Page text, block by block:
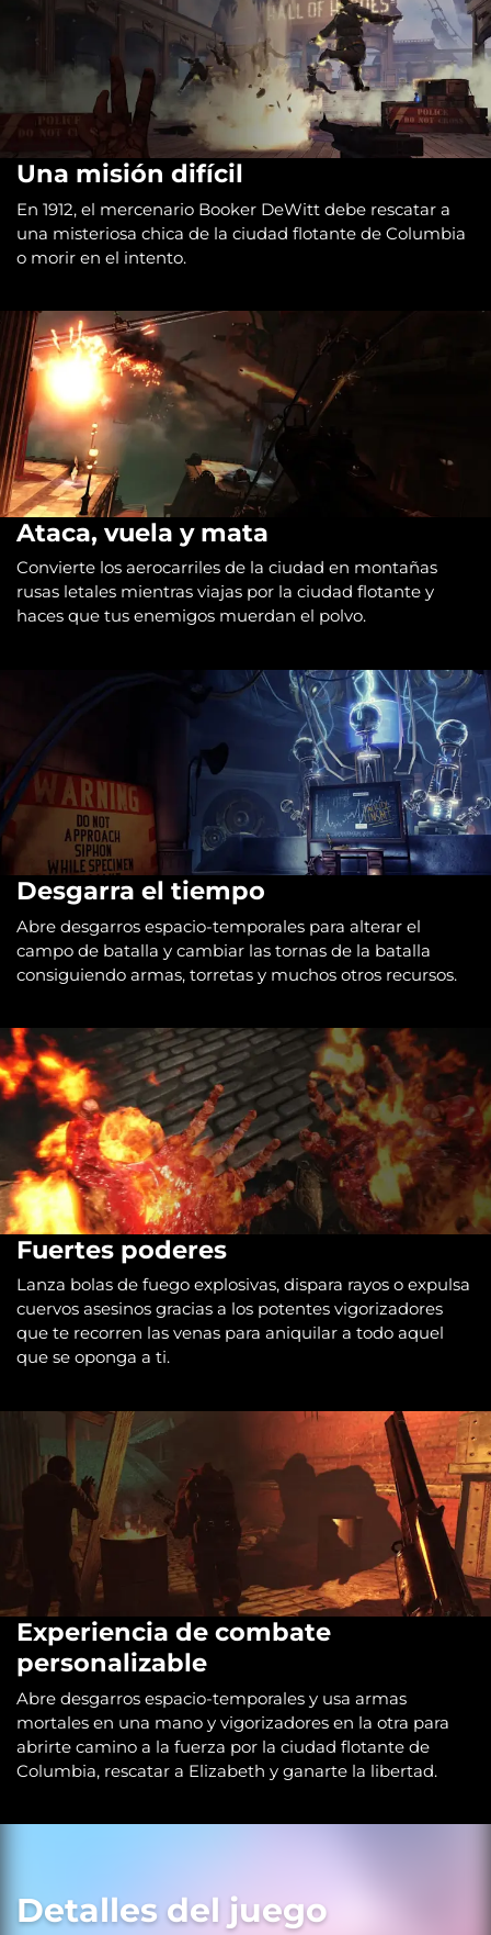
Una misión difícil
En 1912, el mercenario Booker DeWitt debe rescatar a
una misteriosa chica de la ciudad flotante de Columbia
o morir en el intento.
Ataca, vuela y mata
Convierte los aerocarriles de la ciudad en montañas
rusas letales mientras viajas por la ciudad flotante y
haces que tus enemigos muerdan el polvo.
Desgarra el tiempo
Abre desgarros espacio-temporales para alterar el
campo de batalla y cambiar las tornas de la batalla
consiguiendo armas, torretas y muchos otros recursos.
Fuertes poderes
Lanza bolas de fuego explosivas, dispara rayos o expulsa
cuervos asesinos gracias a los potentes vigorizadores
que te recorren las venas para aniquilar a todo aquel
que se oponga a ti.
Experiencia de combate
personalizable
Abre desgarros espacio-temporales y usa armas
mortales en una mano y vigorizadores en la otra para
abrirte camino a la fuerza por la ciudad flotante de
Columbia, rescatar a Elizabeth y ganarte la libertad.
Detalles del juego